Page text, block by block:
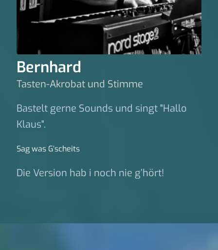
Bernhard
Tasten-Akrobat und Stimme
Bastelt gerne Sounds und singt "Hallo
Klaus".
Sag was G‘scheits
Die Version hab i noch nie g’hört!